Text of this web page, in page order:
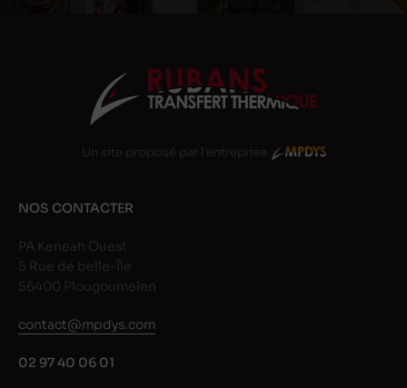
Un site proposé par l'entreprise
NOS CONTACTER
PA Keneah Ouest
5 Rue de belle-Île
56400 Plougoumelen
contact@mpdys.com
02 97 40 06 01